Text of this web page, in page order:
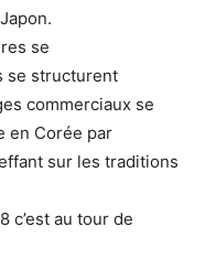
se
se structurent
commerciaux se
en Corée par
sur les traditions
c’est au tour de